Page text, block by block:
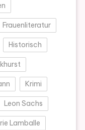
Frauenliteratur
Historisch
Krimi
Leon Sachs
Lamballe